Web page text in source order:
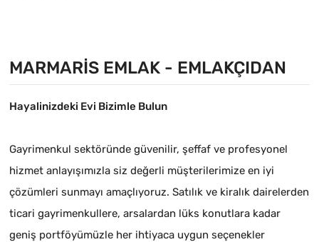
MARMARIS EMLAK - EMLAKÇIDAN
Hayalinizdeki Evi Bizimle Bulun
Gayrimenkul sektöründe güvenilir, şeffaf ve profesyonel
hizmet anlayışımızla siz değerli müşterilerimize en iyi
çözümleri sunmayı amaçlıyoruz. Satılık ve kiralık dairelerden
ticari gayrimenkullere, arsalardan lüks konutlara kadar
geniş portföyümüzle her ihtiyaca uygun seçenekler